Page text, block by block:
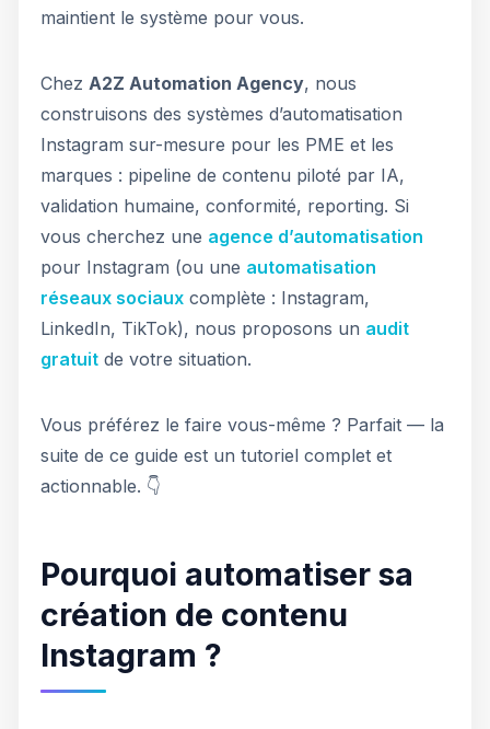
maintient le système pour vous.
Chez A2Z Automation Agency, nous
construisons des systèmes d’automatisation
Instagram sur-mesure pour les PME et les
marques : pipeline de contenu piloté par IA,
validation humaine, conformité, reporting. Si
vous cherchez une agence d’automatisation
pour Instagram (ou une automatisation
réseaux sociaux complète : Instagram,
LinkedIn, TikTok), nous proposons un audit
gratuit de votre situation.
Vous préférez le faire vous-même ? Parfait — la
suite de ce guide est un tutoriel complet et
actionnable. 👇
Pourquoi automatiser sa
création de contenu
Instagram ?